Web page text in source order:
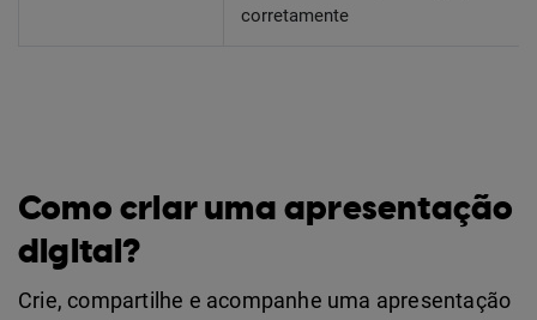
corretamente
Como criar uma apresentação
digital?
Crie, compartilhe e acompanhe uma apresentação